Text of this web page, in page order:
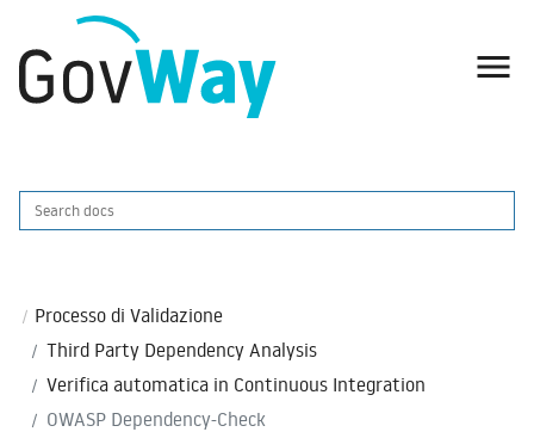

Processo di Validazione
Third Party Dependency Analysis
Verifica automatica in Continuous Integration
OWASP Dependency-Check